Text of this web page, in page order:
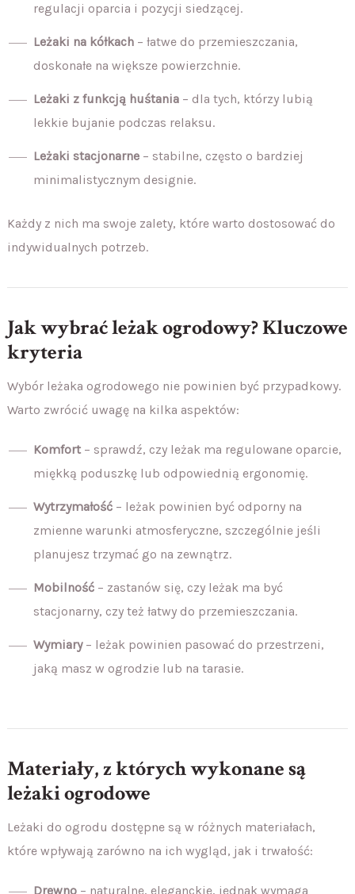
regulacji oparcia i pozycji siedzącej.
Leżaki na kółkach– łatwe do przemieszczania,
doskonałe na większe powierzchnie.
Leżaki z funkcją huśtania– dla tych, którzy lubią
lekkie bujanie podczas relaksu.
Leżaki stacjonarne– stabilne, często o bardziej
minimalistycznym designie.
Każdy z nich ma swoje zalety, które warto dostosować do
indywidualnych potrzeb.
Jak wybrać leżak ogrodowy? Kluczowe
kryteria
Wybór leżaka ogrodowego nie powinien być przypadkowy.
Warto zwrócić uwagę na kilka aspektów:
Komfort– sprawdź, czy leżak ma regulowane oparcie,
miękką poduszkę lub odpowiednią ergonomię.
Wytrzymałość– leżak powinien być odporny na
zmienne warunki atmosferyczne, szczególnie jeśli
planujesz trzymać go na zewnątrz.
Mobilność– zastanów się, czy leżak ma być
stacjonarny, czy też łatwy do przemieszczania.
Wymiary– leżak powinien pasować do przestrzeni,
jaką masz w ogrodzie lub na tarasie.
Materiały, z których wykonane są
leżaki ogrodowe
Leżaki do ogrodu dostępne są w różnych materiałach,
które wpływają zarówno na ich wygląd, jak i trwałość:
Drewno– naturalne, eleganckie, jednak wymaga